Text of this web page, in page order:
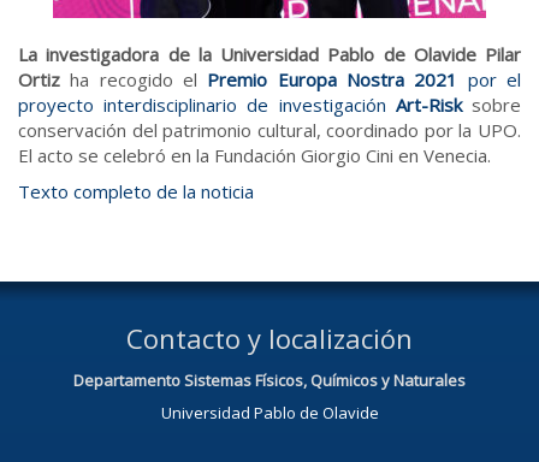
La investigadora de la Universidad Pablo de Olavide Pilar
Ortiz ha recogido el Premio Europa Nostra 2021 por el
proyecto interdisciplinario de investigación Art-Risksobre
conservación del patrimonio cultural, coordinado por la UPO.
El acto se celebró en la Fundación Giorgio Cini en Venecia.
Texto completo de la noticia
Contacto y localización
Departamento Sistemas Físicos, Químicos y Naturales
Universidad Pablo de Olavide